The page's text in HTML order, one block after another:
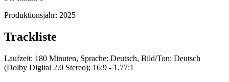
Produktionsjahr: 2025
Trackliste
Laufzeit: 180 Minuten, Sprache: Deutsch, Bild/Ton: Deutsch
(Dolby Digital 2.0 Stereo); 16:9 - 1.77:1